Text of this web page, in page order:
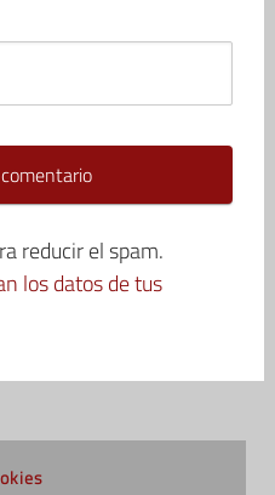
reducir el spam.
los datos de tus